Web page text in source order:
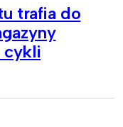
trafia do
cykli